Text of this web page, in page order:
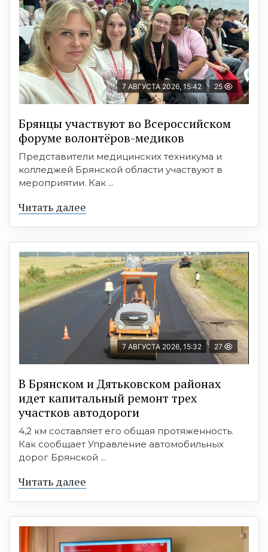
7 АВГУСТА 2026, 15:42 25
Брянцы участвуют во Всероссийском
форуме волонтёров-медиков
Представители медицинских техникума и
колледжей Брянской области участвуют в
мероприятии. Как ...
Читать далее
7 АВГУСТА 2026, 15:32 27
В Брянском и Дятьковском районах
идет капитальный ремонт трех
участков автодороги
4,2 км составляет его общая протяженность.
Как сообщает Управление автомобильных
дорог Брянской ...
Читать далее